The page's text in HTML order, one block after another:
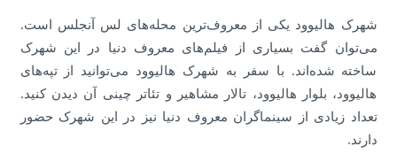
شهرک هالیوود یکی از معروف‌ترین محله‌های لس آنجلس است.
می‌توان گفت بسیاری از فیلم‌های معروف دنیا در این شهرک
ساخته شده‌اند. با سفر به شهرک هالیوود می‌توانید از تپه‌های
هالیوود، بلوار هالیوود، تالار مشاهیر و تئاتر چینی آن دیدن کنید.
تعداد زیادی از سینماگران معروف دنیا نیز در این شهرک حضور
دارند.